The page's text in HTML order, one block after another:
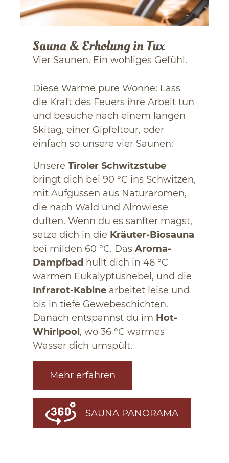
Sauna & Erholung in Tux
Vier Saunen. Ein wohliges Gefühl.
Diese Wärme pure Wonne: Lass
die Kraft des Feuers ihre Arbeit tun
und besuche nach einem langen
Skitag, einer Gipfeltour, oder
einfach so unsere vier Saunen:
Unsere Tiroler Schwitzstube
bringt dich bei 90 °C ins Schwitzen,
mit Aufgüssen aus Naturaromen,
die nach Wald und Almwiese
duften. Wenn du es sanfter magst,
setze dich in die Kräuter-Biosauna
bei milden 60 °C. Das Aroma-
Dampfbad hüllt dich in 46 °C
warmen Eukalyptusnebel, und die
Infrarot-Kabine arbeitet leise und
bis in tiefe Gewebeschichten.
Danach entspannst du im Hot-
Whirlpool , wo 36 °C warmes
Wasser dich umspült.
Mehr erfahren
SAUNA PANORAMA